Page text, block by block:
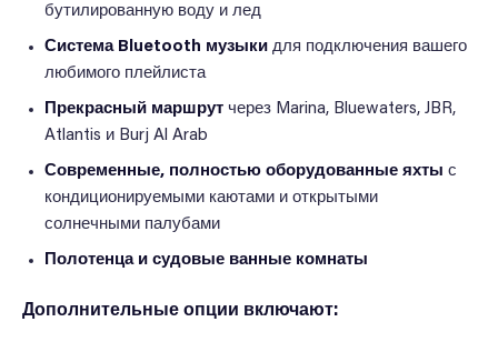
бутилированную воду и лед
Система Bluetooth музыки для подключения вашего
любимого плейлиста
Прекрасный маршрут через Marina, Bluewaters, JBR,
Atlantis и Burj Al Arab
Современные, полностью оборудованные яхты с
кондиционируемыми каютами и открытыми
солнечными палубами
Полотенца и судовые ванные комнаты
Дополнительные опции включают: